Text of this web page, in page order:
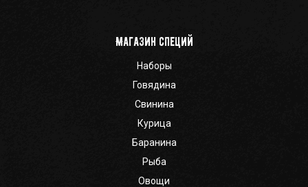
Магазин специй
Наборы
Говядина
Свинина
Курица
Баранина
Рыба
Овощи